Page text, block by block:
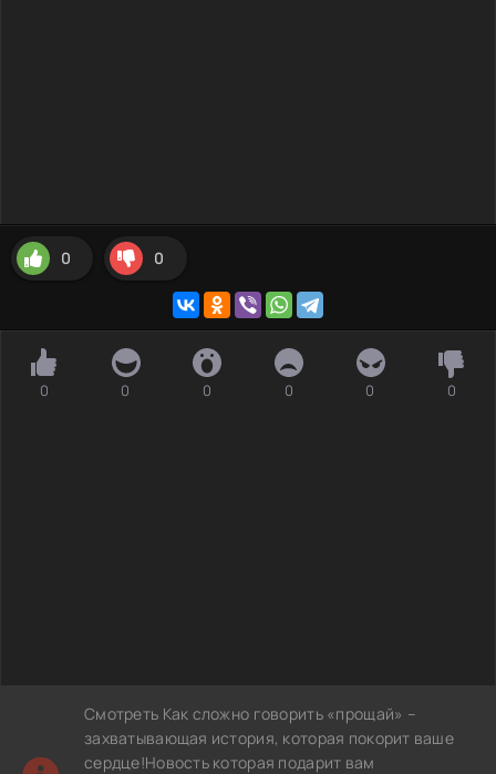
0 0
0 0 0 0 0 0
Смотреть Как сложно говорить «прощай» –
захватывающая история, которая покорит ваше
сердце!Новость которая подарит вам